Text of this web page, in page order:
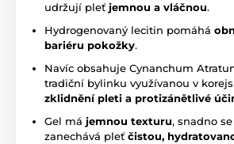
udržují pleť jemnou a vláčnou.
Hydrogenovaný lecitin pomáhá
bariéru pokožky.
Navíc obsahuje Cynanchum
tradiční bylinku využívanou v
zklidnění pleti a protizánětlivé
Gel má jemnou texturu, snadno
zanechává pleť čistou,